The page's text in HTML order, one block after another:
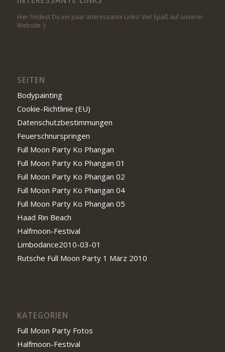
Hier findest Du ein paar interessante Links! Viel Spaß auf unserer
Website :)
SEITEN
Bodypainting
Cookie-Richtlinie (EU)
Datenschutzbestimmungen
Feuerschnurspringen
Full Moon Party Ko Phangan
Full Moon Party Ko Phangan 01
Full Moon Party Ko Phangan 02
Full Moon Party Ko Phangan 04
Full Moon Party Ko Phangan 05
Haad Rin Beach
Halfmoon-Festival
Limbodance2010-03-01
Rutsche Full Moon Party 1 März 2010
KATEGORIEN
Full Moon Party Fotos
Halfmoon-Festival